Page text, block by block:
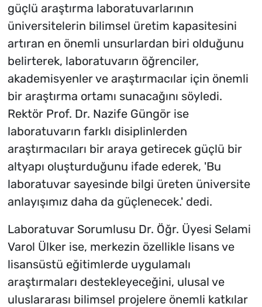
güçlü araştırma laboratuvarlarının
üniversitelerin bilimsel üretim kapasitesini
artıran en önemli unsurlardan biri olduğunu
belirterek, laboratuvarın öğrenciler,
akademisyenler ve araştırmacılar için önemli
bir araştırma ortamı sunacağını söyledi.
Rektör Prof. Dr. Nazife Güngör ise
laboratuvarın farklı disiplinlerden
araştırmacıları bir araya getirecek güçlü bir
altyapı oluşturduğunu ifade ederek, 'Bu
laboratuvar sayesinde bilgi üreten üniversite
anlayışımız daha da güçlenecek.' dedi.
Laboratuvar Sorumlusu Dr. Öğr. Üyesi Selami
Varol Ülker ise, merkezin özellikle lisans ve
lisansüstü eğitimlerde uygulamalı
araştırmaları destekleyeceğini, ulusal ve
uluslararası bilimsel projelere önemli katkılar